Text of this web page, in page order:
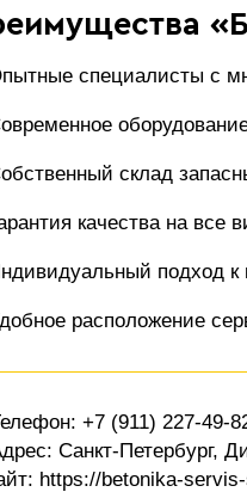
специалисты с
склад
качества на все
подход к
расположение
+7 (911) 227-49-
Санкт-Петербург,
https://betonika-